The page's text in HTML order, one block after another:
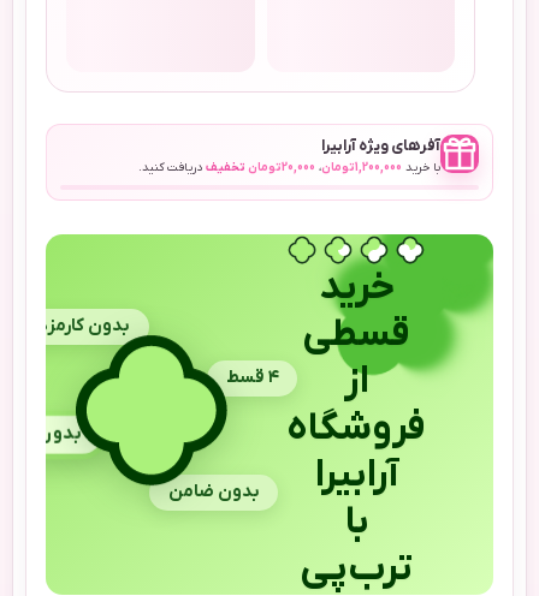
آفرهای ویژه آرابیرا
با خرید 1,200,000تومان، 20,000تومان تخفیف دریافت کنید.
خرید
قسطی
از
فروشگاه
آرابیرا
با
ترب‌پی
بدون کارمزد
۴ قسط
بدون چک
بدون ضامن